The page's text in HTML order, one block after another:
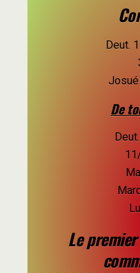
Deut.
De
Le